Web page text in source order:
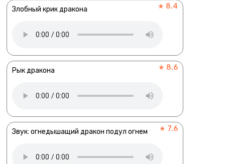
Злобный крик дракона ★ 8.4
Рык дракона ★ 8.6
Звук: огнедышащий дракон подул огнем ★ 7.6